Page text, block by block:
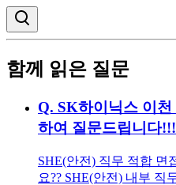
함께 읽은 질문
Q. SK하이닉스 이천
하여 질문드립니
SHE(안전) 직무 적합 면
요?? SHE(안전) 내부 직